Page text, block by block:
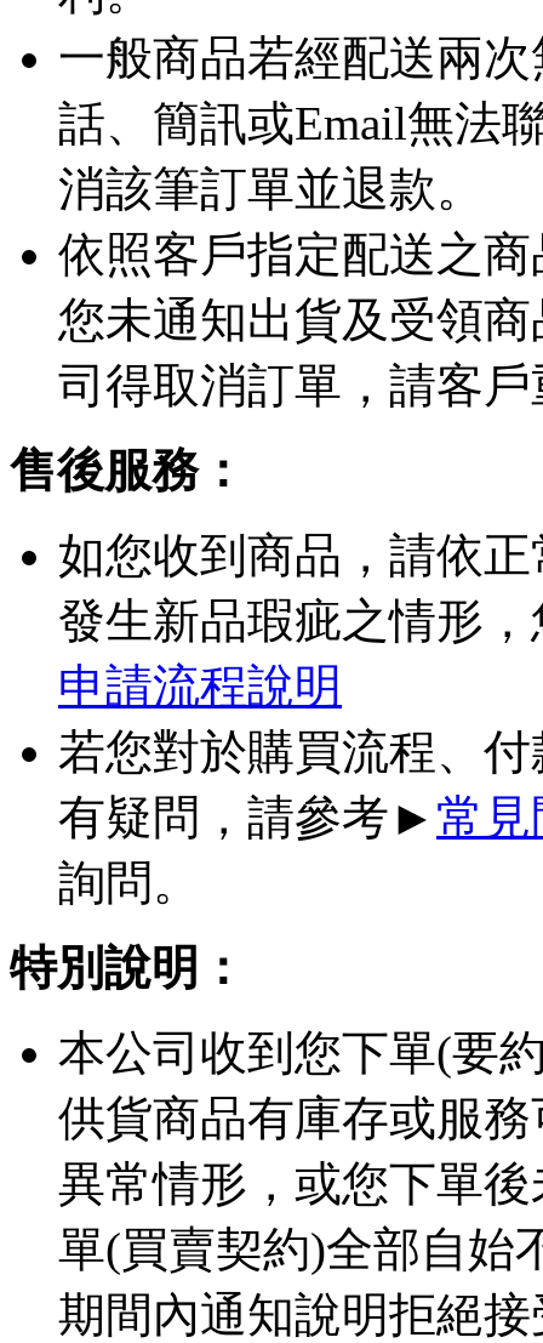
一般商品若經配送兩
話、簡訊或Email無法
消該筆訂單並退款。
依照客戶指定配送之
您未通知出貨及受領
司得取消訂單，請客
售後服務：
如您收到商品，請依
發生新品瑕疵之情形
申請流程說明
若您對於購買流程、
有疑問，請參考► 常
詢問。
特別說明：
本公司收到您下單(要
供貨商品有庫存或服
異常情形，或您下單
單(買賣契約)全部自始
期間內通知說明拒絕